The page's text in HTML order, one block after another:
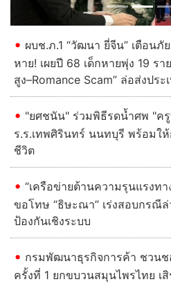
ผบช.ภ.1 “วัฒนา ยี่จีน” เตือนภั
หาย! เผยปี 68 เด็กหายพุ่ง 19 ร
สูง–Romance Scam” ล่อส่งปร
"ยศชนัน" ร่วมพิธีรดน้ำศพ "ค
ร.ร.เทพศิรินทร์ นนทบุรี พร้อมให้
ชีวิต
“เครือข่ายต้านความรุนแรงท
ขอโทษ “ธิษะณา” เร่งสอบกรณีล่
ป้องกันเชิงระบบ
กรมพัฒนาธุรกิจการค้า ชวนชอ
ครั้งที่ 1 ยกขบวนสมุนไพรไทย เ